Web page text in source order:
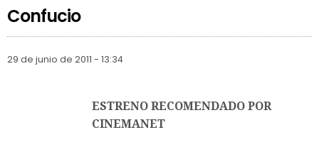
Confucio
29 de junio de 2011 - 13:34
ESTRENO RECOMENDADO POR
CINEMANET